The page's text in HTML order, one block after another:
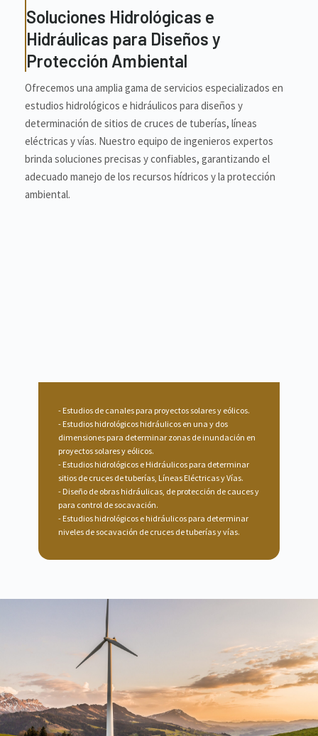
Soluciones Hidrológicas e
Hidráulicas para Diseños y
Protección Ambiental
Ofrecemos una amplia gama de servicios especializados en
estudios hidrológicos e hidráulicos para diseños y
determinación de sitios de cruces de tuberías, líneas
eléctricas y vías. Nuestro equipo de ingenieros expertos
brinda soluciones precisas y confiables, garantizando el
adecuado manejo de los recursos hídricos y la protección
ambiental.
Estudios de canales para proyectos solares y eólicos.
Estudios hidrológicos hidráulicos en una y dos
dimensiones para determinar zonas de inundación en
proyectos solares y eólicos.
Estudios hidrológicos e Hidráulicos para determinar
sitios de cruces de tuberías, Líneas Eléctricas y Vías.
Diseño de obras hidráulicas, de protección de cauces y
para control de socavación.
Estudios hidrológicos e hidráulicos para determinar
niveles de socavación de cruces de tuberías y vías.